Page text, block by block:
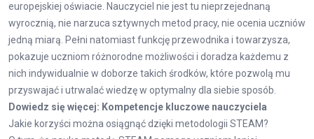
europejskiej oświacie. Nauczyciel nie jest tu nieprzejednaną
wyrocznią, nie narzuca sztywnych metod pracy, nie ocenia uczniów
jedną miarą. Pełni natomiast funkcję przewodnika i towarzysza,
pokazuje uczniom różnorodne możliwości i doradza każdemu z
nich indywidualnie w doborze takich środków, które pozwolą mu
przyswajać i utrwalać wiedzę w optymalny dla siebie sposób.
Dowiedz się więcej: Kompetencje kluczowe nauczyciela
Jakie korzyści można osiągnąć dzięki metodologii STEAM?